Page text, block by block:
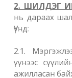
2. ШИЛДЭГ
нь дараах
Үүнд:
2.1.
үүнээс
ажилласан